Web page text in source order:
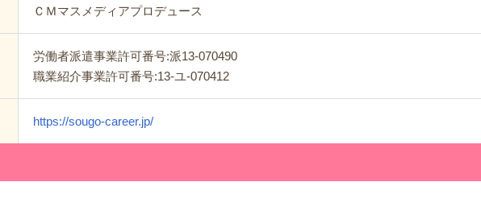
ＣＭマスメディアプロデュース
労働者派遣事業許可番号:派13-070490
職業紹介事業許可番号:13-ユ-070412
https://sougo-career.jp/